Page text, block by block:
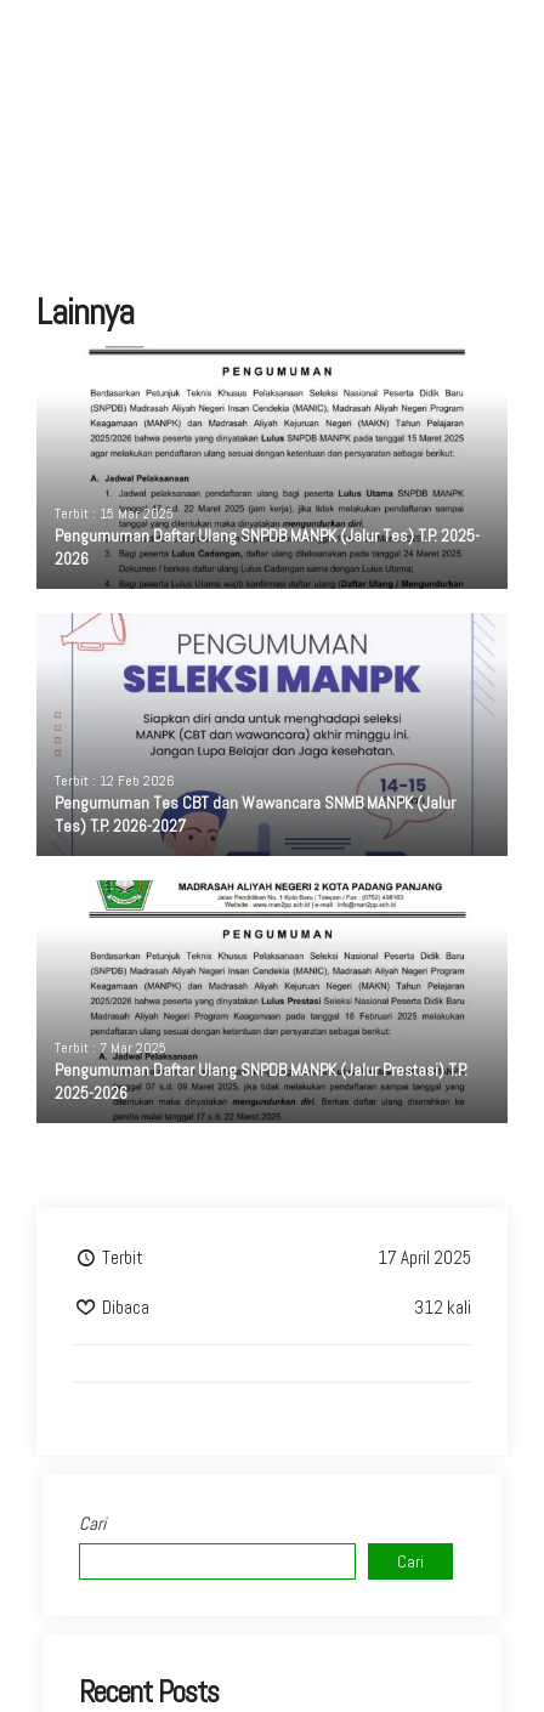
Lainnya
Terbit : 15 Mar 2025
Pengumuman Daftar Ulang SNPDB MANPK (Jalur Tes) T.P. 2025-
2026
Terbit : 12 Feb 2026
Pengumuman Tes CBT dan Wawancara SNMB MANPK (Jalur
Tes) T.P. 2026-2027
Terbit : 7 Mar 2025
Pengumuman Daftar Ulang SNPDB MANPK (Jalur Prestasi) T.P.
2025-2026
Terbit 17 April 2025
Dibaca 312 kali
Cari
Cari
Recent Posts